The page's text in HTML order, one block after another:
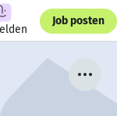
Job posten